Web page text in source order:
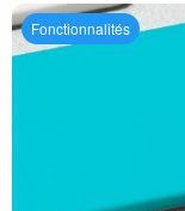
Fonctionnalités